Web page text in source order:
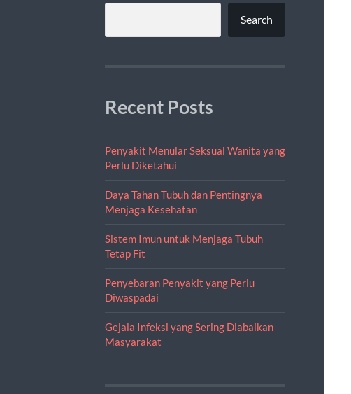
Search
Recent Posts
Penyakit Menular Seksual Wanita yang
Perlu Diketahui
Daya Tahan Tubuh dan Pentingnya
Menjaga Kesehatan
Sistem Imun untuk Menjaga Tubuh
Tetap Fit
Penyebaran Penyakit yang Perlu
Diwaspadai
Gejala Infeksi yang Sering Diabaikan
Masyarakat